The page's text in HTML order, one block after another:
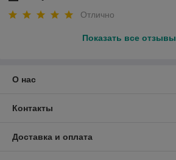
Отлично
Показать все отзывы
О нас
Контакты
Доставка и оплата